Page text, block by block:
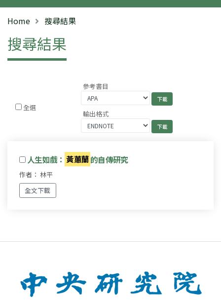
Home 搜尋結果
搜尋結果
全選
參考書目
輸出格式
人生如戲： 黃蕙蘭的自傳研究
作者： 林平
全文下載